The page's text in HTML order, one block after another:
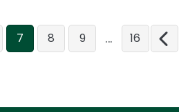
7 8 9 ... 16